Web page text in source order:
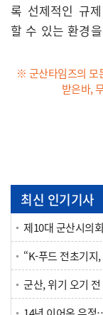
록 선제적인 규
할 수 있는 환경
※ 군산타임즈의 모
받은바,
최신 인기기사
제10대 군산시의
“K-푸드 전초기지
군산, 위기 오기